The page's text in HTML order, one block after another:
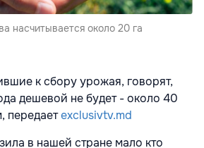
насчитывается около 20 га
к сбору урожая, говорят,
дешевой не будет - около 40
передаетexclusivtv.md
в нашей стране мало кто